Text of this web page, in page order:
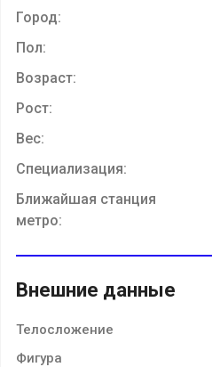
Город:
Пол:
Возраст:
Рост:
Вес:
Специализация:
Ближайшая станция
метро:
Внешние данные
Телосложение
Фигура